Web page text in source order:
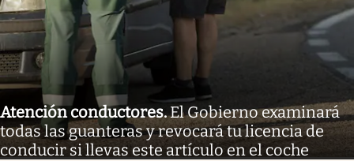
Atención conductores.El Gobierno examinará
todas las guanteras y revocará tu licencia de
conducir si llevas este artículo en el coche